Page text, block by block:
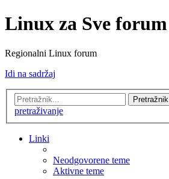
Linux za Sve forum
Regionalni Linux forum
Idi na sadržaj
Pretražnik
pretraživanje
Linki
Neodgovorene teme
Aktivne teme